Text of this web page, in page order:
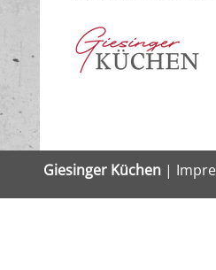
Giesinger Küchen |